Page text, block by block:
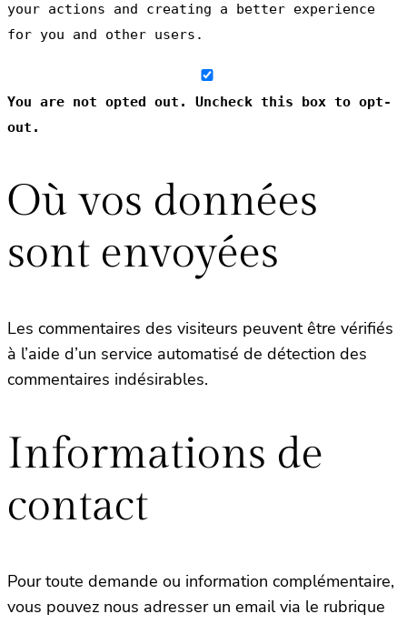
your actions and creating a better experience
for you and other users.
You are not opted out. Uncheck this box to opt-
out.
Où vos données
sont envoyées
Les commentaires des visiteurs peuvent être vérifiés
à l’aide d’un service automatisé de détection des
commentaires indésirables.
Informations de
contact
Pour toute demande ou information complémentaire,
vous pouvez nous adresser un email via le rubrique